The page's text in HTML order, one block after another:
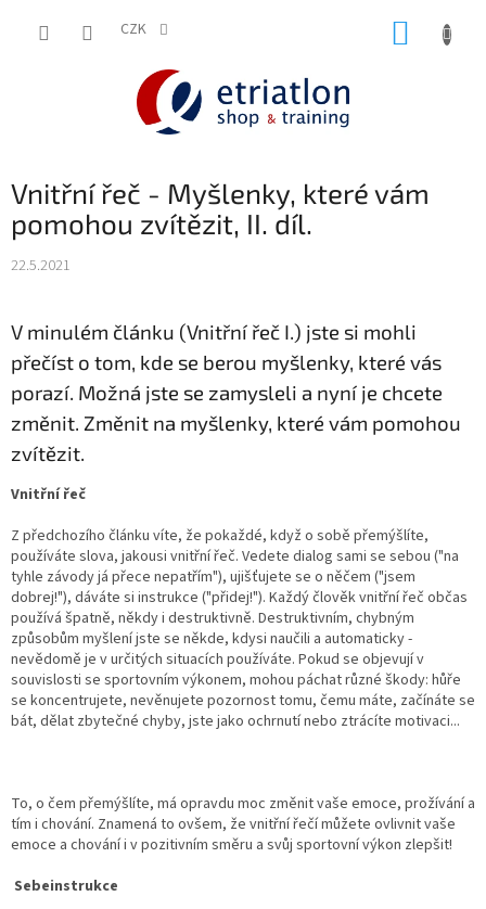
CZK
Vnitřní řeč - Myšlenky, které vám
pomohou zvítězit, II. díl.
22.5.2021
V minulém článku (Vnitřní řeč I.) jste si mohli
přečíst o tom, kde se berou myšlenky, které vás
porazí. Možná jste se zamysleli a nyní je chcete
změnit. Změnit na myšlenky, které vám pomohou
zvítězit.
Vnitřní řeč
Z předchozího článku víte, že pokaždé, když o sobě přemýšlíte,
používáte slova, jakousi vnitřní řeč. Vedete dialog sami se sebou ("na
tyhle závody já přece nepatřím"), ujišťujete se o něčem ("jsem
dobrej!"), dáváte si instrukce ("přidej!"). Každý člověk vnitřní řeč občas
používá špatně, někdy i destruktivně. Destruktivním, chybným
způsobům myšlení jste se někde, kdysi naučili a automaticky -
nevědomě je v určitých situacích používáte. Pokud se objevují v
souvislosti se sportovním výkonem, mohou páchat různé škody: hůře
se koncentrujete, nevěnujete pozornost tomu, čemu máte, začínáte se
bát, dělat zbytečné chyby, jste jako ochrnutí nebo ztrácíte motivaci...
To, o čem přemýšlíte, má opravdu moc změnit vaše emoce, prožívání a
tím i chování. Znamená to ovšem, že vnitřní řečí můžete ovlivnit vaše
emoce a chování i v pozitivním směru a svůj sportovní výkon zlepšit!
Sebeinstrukce
shop.etriatlon.cz - Chat